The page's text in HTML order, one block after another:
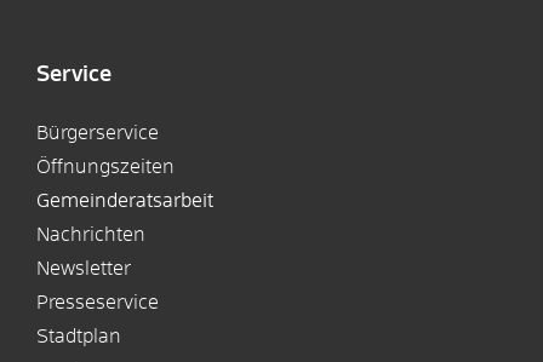
Service
Bürgerservice
Öffnungszeiten
Gemeinderatsarbeit
Nachrichten
Newsletter
Presseservice
Stadtplan